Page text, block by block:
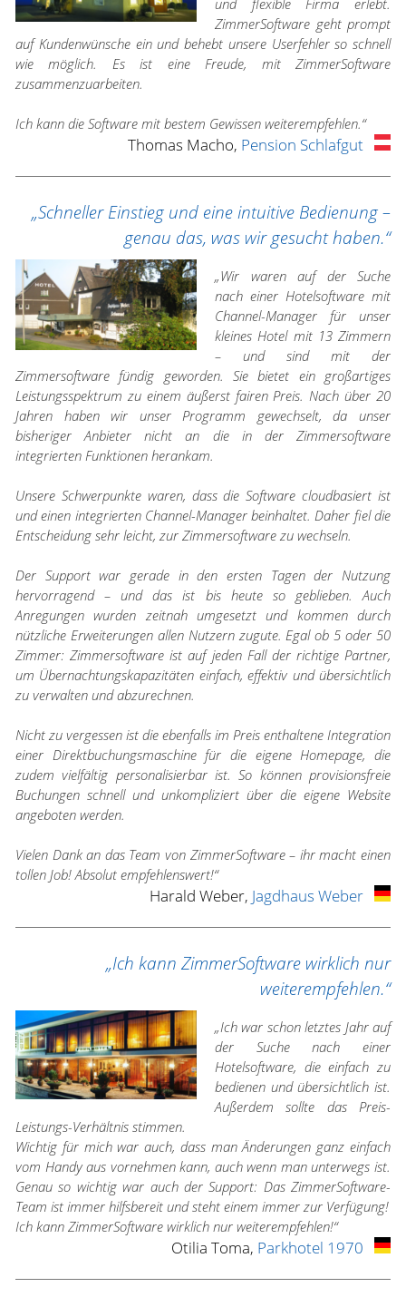
und flexible Firma erlebt.
ZimmerSoftware geht prompt
auf Kundenwünsche ein und behebt unsere Userfehler so schnell
wie möglich. Es ist eine Freude, mit ZimmerSoftware
zusammenzuarbeiten.
Ich kann die Software mit bestem Gewissen weiterempfehlen.“
Thomas Macho, Pension Schlafgut
„Schneller Einstieg und eine intuitive Bedienung –
genau das, was wir gesucht haben.“
„Wir waren auf der Suche
nach einer Hotelsoftware mit
Channel-Manager für unser
kleines Hotel mit 13 Zimmern
– und sind mit der
Zimmersoftware fündig geworden. Sie bietet ein großartiges
Leistungsspektrum zu einem äußerst fairen Preis. Nach über 20
Jahren haben wir unser Programm gewechselt, da unser
bisheriger Anbieter nicht an die in der Zimmersoftware
integrierten Funktionen herankam.
Unsere Schwerpunkte waren, dass die Software cloudbasiert ist
und einen integrierten Channel-Manager beinhaltet. Daher fiel die
Entscheidung sehr leicht, zur Zimmersoftware zu wechseln.
Der Support war gerade in den ersten Tagen der Nutzung
hervorragend – und das ist bis heute so geblieben. Auch
Anregungen wurden zeitnah umgesetzt und kommen durch
nützliche Erweiterungen allen Nutzern zugute. Egal ob 5 oder 50
Zimmer: Zimmersoftware ist auf jeden Fall der richtige Partner,
um Übernachtungskapazitäten einfach, effektiv und übersichtlich
zu verwalten und abzurechnen.
Nicht zu vergessen ist die ebenfalls im Preis enthaltene Integration
einer Direktbuchungsmaschine für die eigene Homepage, die
zudem vielfältig personalisierbar ist. So können provisionsfreie
Buchungen schnell und unkompliziert über die eigene Website
angeboten werden.
Vielen Dank an das Team von ZimmerSoftware – ihr macht einen
tollen Job! Absolut empfehlenswert!“
Harald Weber, Jagdhaus Weber
„Ich kann ZimmerSoftware wirklich nur
weiterempfehlen.“
„Ich war schon letztes Jahr auf
der Suche nach einer
Hotelsoftware, die einfach zu
bedienen und übersichtlich ist.
Außerdem sollte das Preis-
Leistungs-Verhältnis stimmen.
Wichtig für mich war auch, dass man Änderungen ganz einfach
vom Handy aus vornehmen kann, auch wenn man unterwegs ist.
Genau so wichtig war auch der Support: Das ZimmerSoftware-
Team ist immer hilfsbereit und steht einem immer zur Verfügung!
Ich kann ZimmerSoftware wirklich nur weiterempfehlen!“
Otilia Toma, Parkhotel 1970